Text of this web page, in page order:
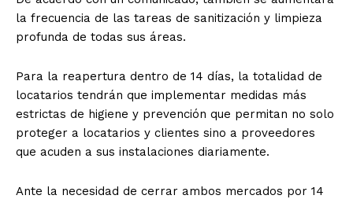
la frecuencia de las tareas de sanitización y limpieza
profunda de todas sus áreas.
Para la reapertura dentro de 14 días, la totalidad de
locatarios tendrán que implementar medidas más
estrictas de higiene y prevención que permitan no solo
proteger a locatarios y clientes sino a proveedores
que acuden a sus instalaciones diariamente.
Ante la necesidad de cerrar ambos mercados por 14